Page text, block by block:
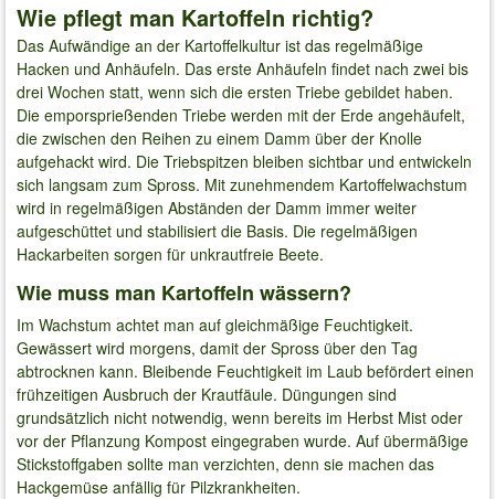
Wie pflegt man Kartoffeln richtig?
Das Aufwändige an der Kartoffelkultur ist das regelmäßige
Hacken und Anhäufeln. Das erste Anhäufeln findet nach zwei bis
drei Wochen statt, wenn sich die ersten Triebe gebildet haben.
Die emporsprießenden Triebe werden mit der Erde angehäufelt,
die zwischen den Reihen zu einem Damm über der Knolle
aufgehackt wird. Die Triebspitzen bleiben sichtbar und entwickeln
sich langsam zum Spross. Mit zunehmendem Kartoffelwachstum
wird in regelmäßigen Abständen der Damm immer weiter
aufgeschüttet und stabilisiert die Basis. Die regelmäßigen
Hackarbeiten sorgen für unkrautfreie Beete.
Wie muss man Kartoffeln wässern?
Im Wachstum achtet man auf gleichmäßige Feuchtigkeit.
Gewässert wird morgens, damit der Spross über den Tag
abtrocknen kann. Bleibende Feuchtigkeit im Laub befördert einen
frühzeitigen Ausbruch der Krautfäule. Düngungen sind
grundsätzlich nicht notwendig, wenn bereits im Herbst Mist oder
vor der Pflanzung Kompost eingegraben wurde. Auf übermäßige
Stickstoffgaben sollte man verzichten, denn sie machen das
Hackgemüse anfällig für Pilzkrankheiten.